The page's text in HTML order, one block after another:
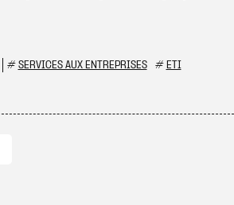
# SERVICES AUX ENTREPRISES # ETI